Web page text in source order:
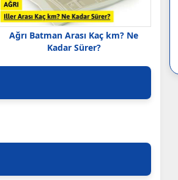
Ağrı Batman Arası Kaç km? Ne
Kadar Sürer?